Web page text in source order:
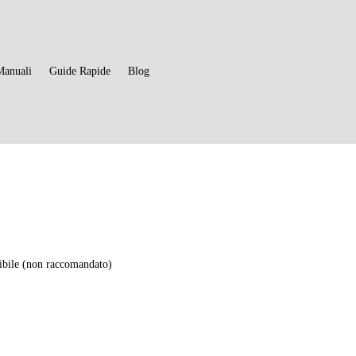
Guide Rapide Blog
(non raccomandato)